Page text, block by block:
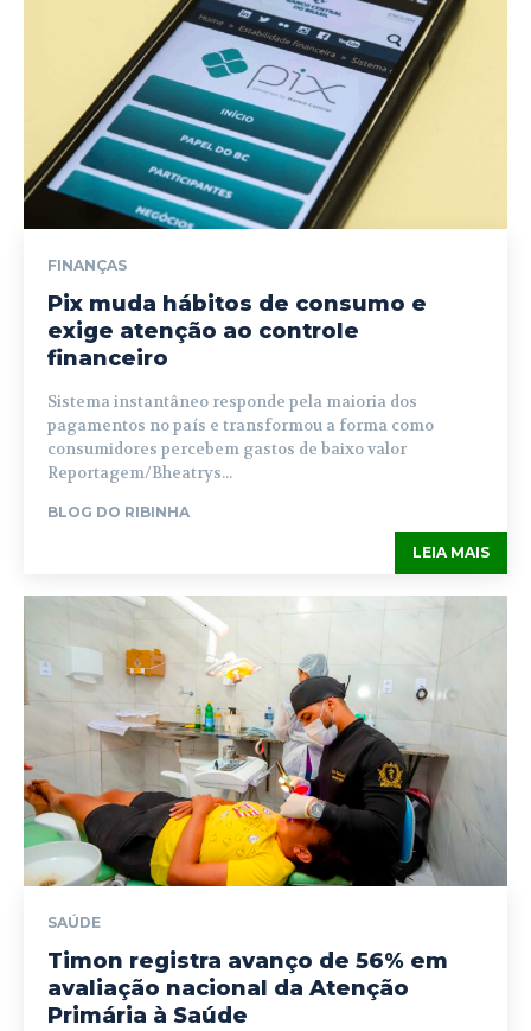
FINANÇAS
Pix muda hábitos de consumo e
exige atenção ao controle
financeiro
Sistema instantâneo responde pela maioria dos
pagamentos no país e transformou a forma como
consumidores percebem gastos de baixo valor
Reportagem/Bheatrys...
BLOG DO RIBINHA
LEIA MAIS
SAÚDE
Timon registra avanço de 56% em
avaliação nacional da Atenção
Primária à Saúde